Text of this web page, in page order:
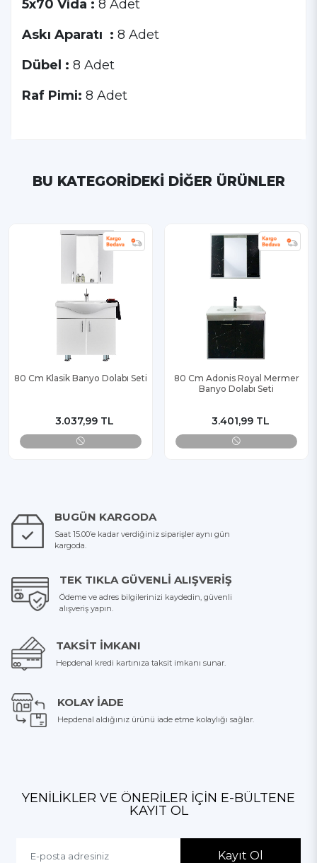
5x70 Vida : 8 Adet
Askı Aparatı : 8 Adet
Dübel : 8 Adet
Raf Pimi: 8 Adet
BU KATEGORIDEKI DIĞER ÜRÜNLER
80 Cm Klasik Banyo Dolabı Seti
3.037,99 TL
80 Cm Adonis Royal Mermer
Banyo Dolabı Seti
3.401,99 TL
BUGÜN KARGODA
Saat 15.00’e kadar verdiğiniz siparişler aynı gün
kargoda.
TEK TIKLA GÜVENLI ALIŞVERIŞ
Ödeme ve adres bilgilerinizi kaydedin, güvenli
alışveriş yapın.
TAKSIT İMKANI
Hepdenal kredi kartınıza taksit imkanı sunar.
KOLAY İADE
Hepdenal aldığınız ürünü iade etme kolaylığı sağlar.
YENILIKLER VE ÖNERILER İÇIN E-BÜLTENE
KAYIT OL
Kayıt Ol